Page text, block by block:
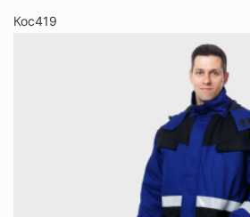
Кос419